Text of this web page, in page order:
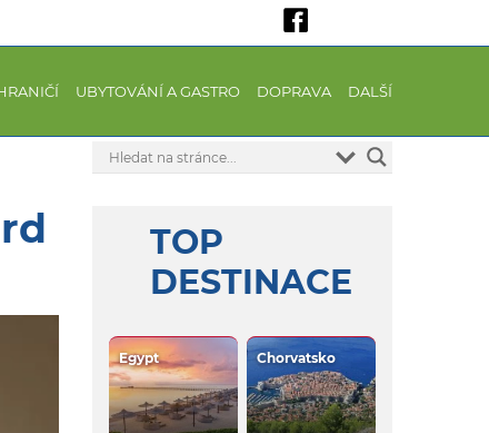
UBYTOVÁNÍ A GASTRO DOPRAVA DALŠÍ
TOP
DESTINACE
Egypt Chorvatsko